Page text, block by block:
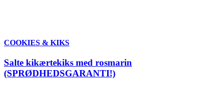
COOKIES & KIKS
Salte kikærtekiks med rosmarin
(SPRØDHEDSGARANTI!)